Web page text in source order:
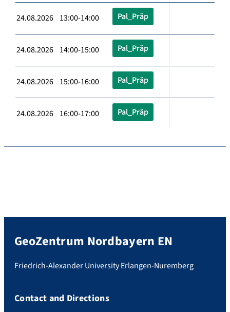
24.08.2026 13:00-14:00 Pal_Präp
24.08.2026 14:00-15:00 Pal_Präp
24.08.2026 15:00-16:00 Pal_Präp
24.08.2026 16:00-17:00 Pal_Präp
GeoZentrum Nordbayern EN
Friedrich-Alexander University Erlangen-Nuremberg
Contact and Directions